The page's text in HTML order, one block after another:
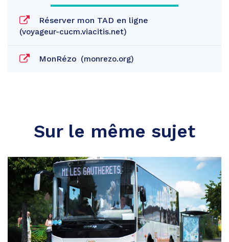
Réserver mon TAD en ligne
voyageur-cucm.viacitis.net
MonRézo monrezo.org
Sur le même sujet